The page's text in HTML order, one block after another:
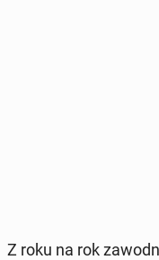
Z roku na rok